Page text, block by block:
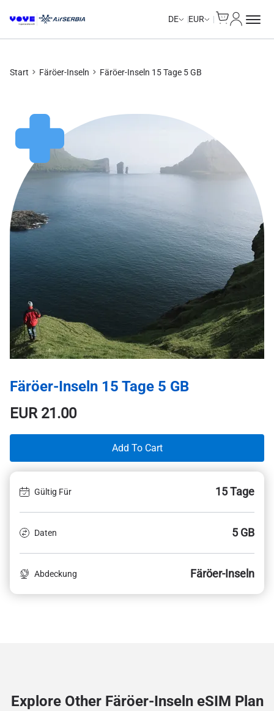
DE EUR
Start Färöer-Inseln Färöer-Inseln 15 Tage 5 GB
Färöer-Inseln 15 Tage 5 GB
EUR21.00
Add To Cart
Gültig Für 15 Tage
Daten 5 GB
Abdeckung Färöer-Inseln
Explore Other Färöer-Inseln eSIM Plan